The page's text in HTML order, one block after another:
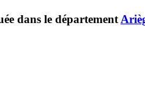
dans le département